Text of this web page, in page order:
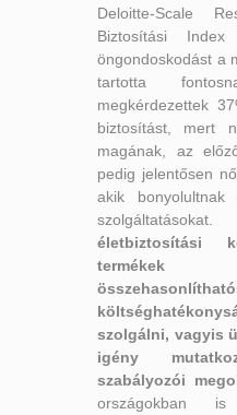
Deloitte-Scale
Biztosítási Index
öngondoskodást a
tartotta
megkérdezettek
biztosítást, mert
magának, az
pedig jelentősen
akik
életbiztosítási
termékek
szolgálni, vagyis
igény
szabályozói
országokban